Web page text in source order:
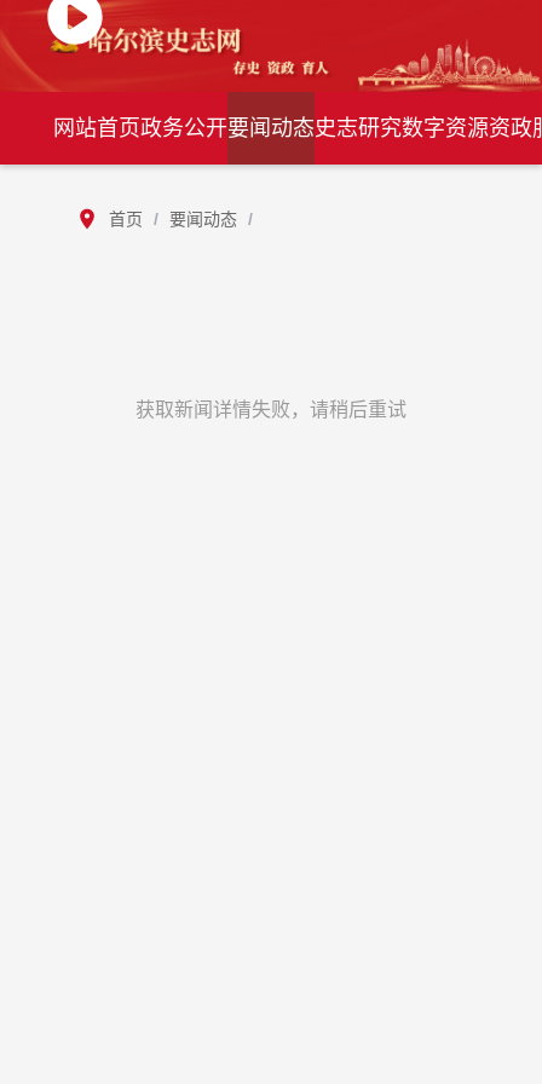
网站首页政务公开要闻动态史志研究数字资源资政
首页 / 要闻动态 /
获取新闻详情失败，请稍后重试